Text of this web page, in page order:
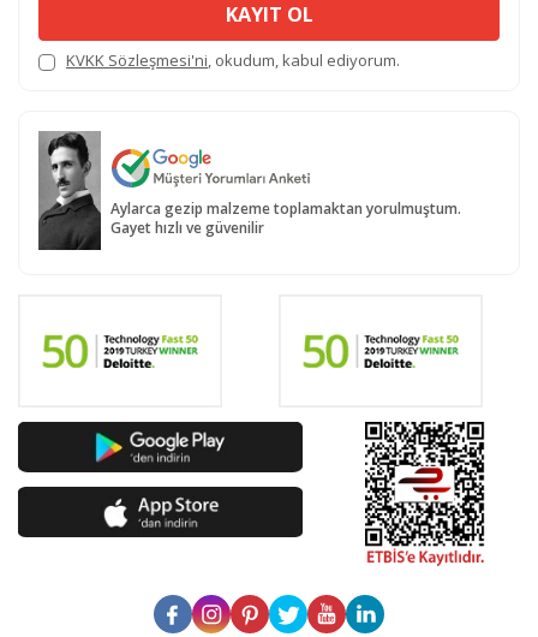
KAYIT OL
KVKK Sözleşmesi'ni, okudum, kabul ediyorum.
Aylarca gezip malzeme toplamaktan yorulmuştum.
Gayet hızlı ve güvenilir